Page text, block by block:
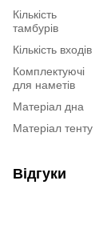
Кількість
тамбурів
Кількість входів
Комплектуючі
для наметів
Матеріал дна
Матеріал тенту
Відгуки